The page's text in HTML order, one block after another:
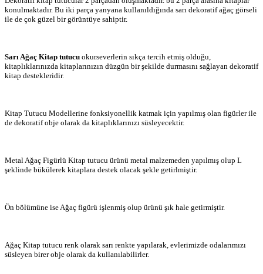
konulmaktadır. Bu iki parça yanyana kullanıldığında sarı dekoratif ağaç görseli
ile de çok güzel bir görüntüye sahiptir.
Sarı Ağaç Kitap tutucu okurseverlerin sıkça tercih etmiş olduğu,
kitaplıklarınızda kitaplarınızın düzgün bir şekilde durmasını sağlayan dekoratif
kitap destekleridir.
Kitap Tutucu Modellerine fonksiyonellik katmak için yapılmış olan figürler ile
de dekoratif obje olarak da kitaplıklarınızı süsleyecektir.
Metal Ağaç Figürlü Kitap tutucu ürünü metal malzemeden yapılmış olup L
şeklinde bükülerek kitaplara destek olacak şekle getirlmiştir.
Ön bölümüne ise Ağaç figürü işlenmiş olup ürünü şık hale getirmiştir.
Ağaç Kitap tutucu renk olarak sarı renkte yapılarak, evlerimizde odalarımızı
süsleyen birer obje olarak da kullanılabilirler.